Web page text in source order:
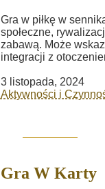
Gra w piłkę w
społeczne,
zabawą. Może
integracji z
3 listopada, 2024
Aktywności i
Gra W Karty